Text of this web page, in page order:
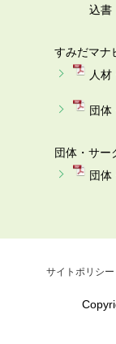
込書
すみだマナ
人材
団体
団体・サー
団体
サイトポリシー